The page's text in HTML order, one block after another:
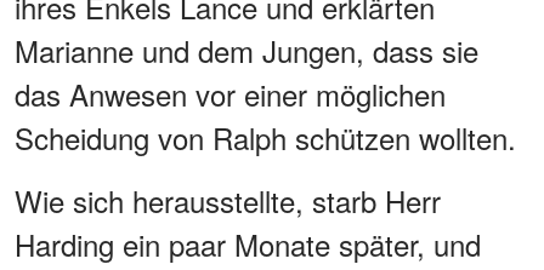
Marianne und dem Jungen, dass sie
das Anwesen vor einer möglichen
Scheidung von Ralph schützen wollten.
Wie sich herausstellte, starb Herr
Harding ein paar Monate später, und